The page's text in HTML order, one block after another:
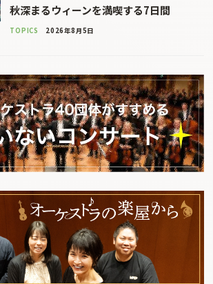
秋深まるウィーンを満喫する7日間
TOPICS 2026年8月5日